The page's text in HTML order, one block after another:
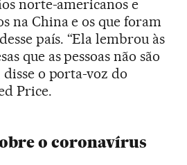
norte-americanos e
na China e os que foram
país. “Ela lembrou às
que as pessoas não são
disse o porta-voz do
Price.
o coronavírus